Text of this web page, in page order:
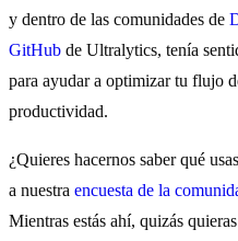
y dentro de las comunidades de
GitHub de Ultralytics, tenía
para ayudar a optimizar tu flujo
productividad.
¿Quieres hacernos saber qué
a nuestra encuesta de la
Mientras estás ahí, quizás